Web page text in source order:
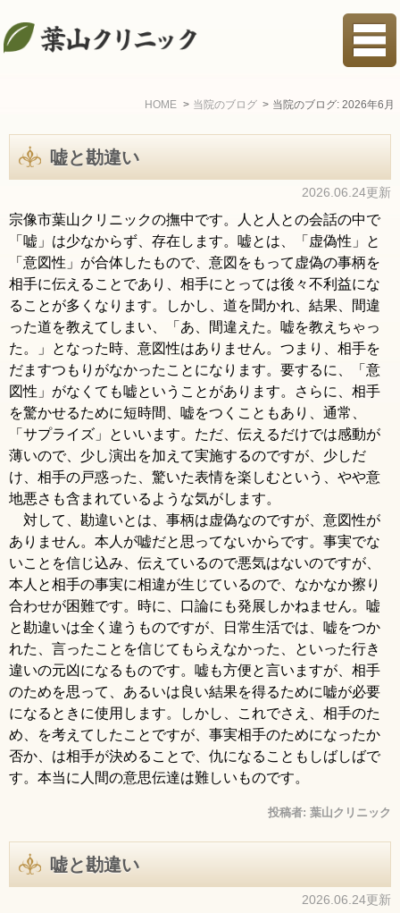
HOME 当院のブログ 当院のブログ: 2026年6月
嘘と勘違い
2026.06.24更新
宗像市葉山クリニックの撫中です。人と人との会話の中で
「嘘」は少なからず、存在します。嘘とは、「虚偽性」と
「意図性」が合体したもので、意図をもって虚偽の事柄を
相手に伝えることであり、相手にとっては後々不利益にな
ることが多くなります。しかし、道を聞かれ、結果、間違
った道を教えてしまい、「あ、間違えた。嘘を教えちゃっ
た。」となった時、意図性はありません。つまり、相手を
だますつもりがなかったことになります。要するに、「意
図性」がなくても嘘ということがあります。さらに、相手
を驚かせるために短時間、嘘をつくこともあり、通常、
「サプライズ」といいます。ただ、伝えるだけでは感動が
薄いので、少し演出を加えて実施するのですが、少しだ
け、相手の戸惑った、驚いた表情を楽しむという、やや意
地悪さも含まれているような気がします。
対して、勘違いとは、事柄は虚偽なのですが、意図性が
ありません。本人が嘘だと思ってないからです。事実でな
いことを信じ込み、伝えているので悪気はないのですが、
本人と相手の事実に相違が生じているので、なかなか擦り
合わせが困難です。時に、口論にも発展しかねません。嘘
と勘違いは全く違うものですが、日常生活では、嘘をつか
れた、言ったことを信じてもらえなかった、といった行き
違いの元凶になるものです。嘘も方便と言いますが、相手
のためを思って、あるいは良い結果を得るために嘘が必要
になるときに使用します。しかし、これでさえ、相手のた
め、を考えてしたことですが、事実相手のためになったか
否か、は相手が決めることで、仇になることもしばしばで
す。本当に人間の意思伝達は難しいものです。
投稿者: 葉山クリニック
嘘と勘違い
2026.06.24更新